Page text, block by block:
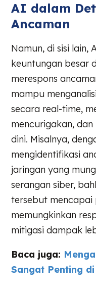
AI dalam
Ancaman
Namun, di sisi lain,
keuntungan besar
merespons
mampu
secara real-time,
mencurigakan,
dini. Misalnya,
mengidentifikasi
jaringan yang
serangan siber,
tersebut mencapai
memungkinkan
mitigasi dampak
Baca juga:
Sangat Penting